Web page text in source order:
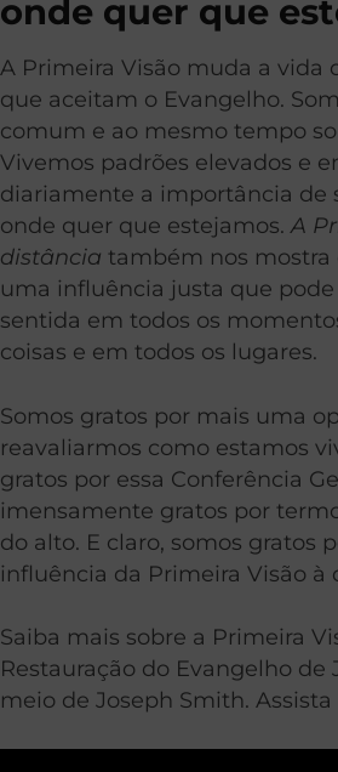
onde quer que
A Primeira Visão muda a vida
que aceitam o Evangelho.
comum e ao mesmo tempo
Vivemos padrões elevados e
diariamente a importância de
onde quer que estejamos. A
distância também nos mostra
uma influência justa que
sentida em todos os
coisas e em todos os lugares.
Somos gratos por mais uma
reavaliarmos como estamos
gratos por essa Conferência
imensamente gratos por
do alto. E claro, somos gratos
influência da Primeira Visão à
Saiba mais sobre a Primeira
Restauração do Evangelho de
meio de Joseph Smith.